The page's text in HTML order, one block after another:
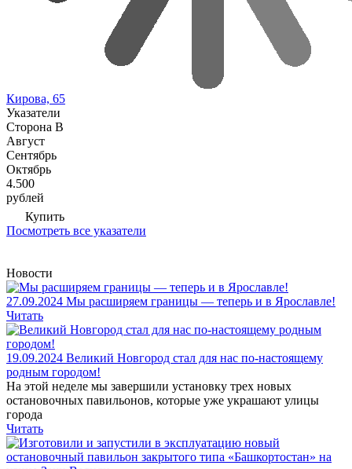
Кирова, 65
Указатели
Сторона В
Август
Сентябрь
Октябрь
4.500
рублей
Купить
Посмотреть все указатели
Новости
27.09.2024 Мы расширяем границы — теперь и в Ярославле!
Читать
19.09.2024 Великий Новгород стал для нас по-настоящему
родным городом!
На этой неделе мы завершили установку трех новых
остановочных павильонов, которые уже украшают улицы
города
Читать